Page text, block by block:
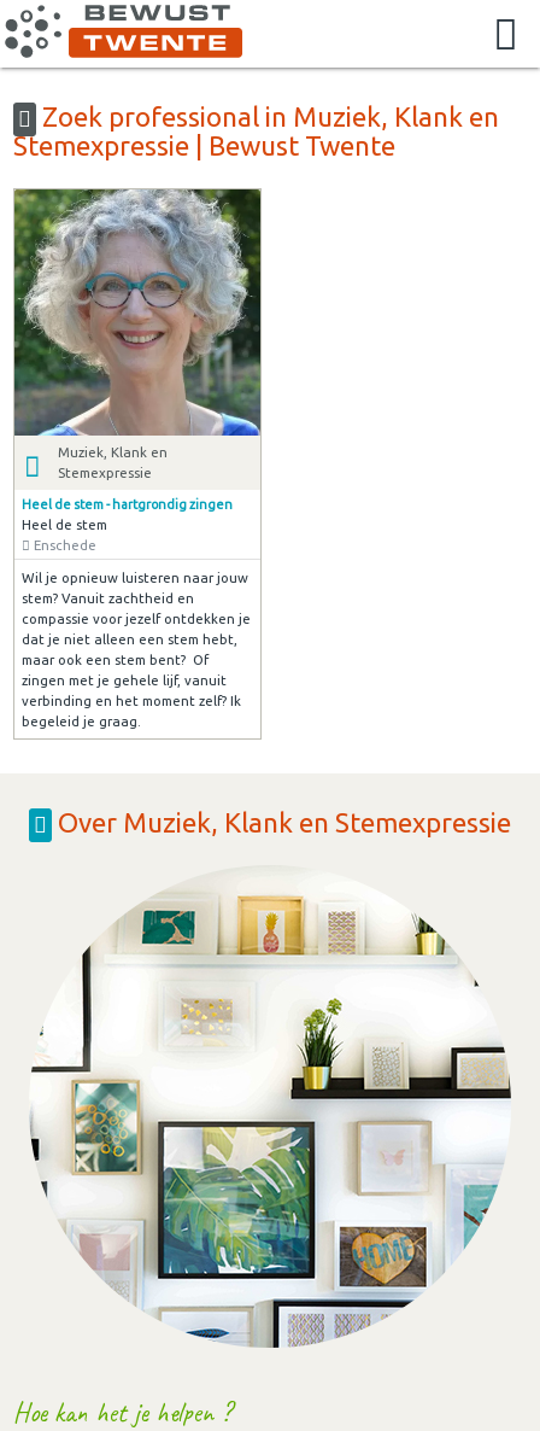
Zoek professional in Muziek, Klank en
Stemexpressie | Bewust Twente
Muziek, Klank en
Stemexpressie
Heel de stem - hartgrondig zingen
Heel de stem
Enschede
Wil je opnieuw luisteren naar jouw
stem? Vanuit zachtheid en
compassie voor jezelf ontdekken je
dat je niet alleen een stem hebt,
maar ook een stem bent? Of
zingen met je gehele lijf, vanuit
verbinding en het moment zelf? Ik
begeleid je graag.
Over Muziek, Klank en Stemexpressie
Hoe kan het je helpen ?